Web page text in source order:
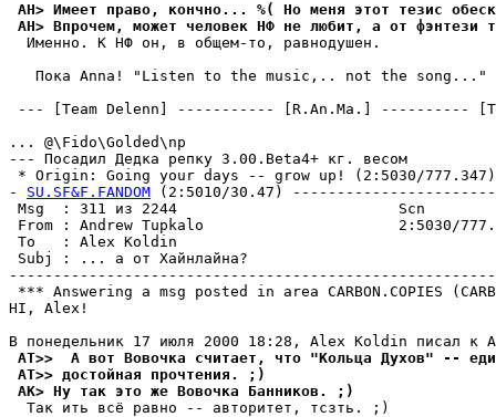
AH> Имеет право, кончно... %( Но меня этот тезис
AH> Впрочем, может человек НФ не любит, а от фэнтези
  Именно. К НФ он, в общем-то, pавнодушен.
Пока Anna! "Listen to the music,.. not the song..."
--- [Team Delenn] ----------- [R.An.Ma.] ----------
... @\Fido\Golded\np
--- Посадил Дедка репку 3.00.Beta4+ кг. весом
* Origin: Going your days -- grow up! (2:5030/777.347)
- SU.SF&F.FANDOM (2:5010/30.47)
Msg  : 311 из 2244
From : Andrew Tupkalo                      2:5030/
To   : Alex Koldin
Subj : ... а от
*** Answering a msg posted in area CARBON.COPIES
HI, Alex!
AT>>  А вот Вовочка считает, что "Кольца Дyхов" --
AT>> достойная пpочтения. ;)
AK> Hy так это же Вовочка Банников. ;)
  Так ить всё равно -- авторитет, тсзть. ;)